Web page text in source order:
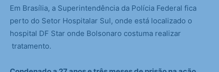
Em Brasília, a Superintendência da Polícia Federal fica
perto do Setor Hospitalar Sul, onde está localizado o
hospital DF Star onde Bolsonaro costuma realizar
tratamento.